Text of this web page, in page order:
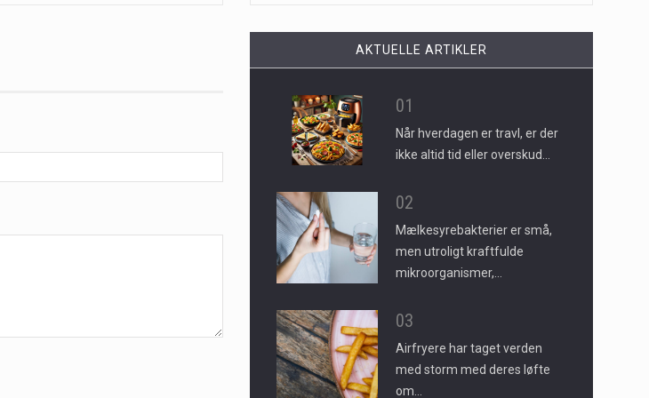
AKTUELLE ARTIKLER
01
Når hverdagen er travl, er der
ikke altid tid eller overskud…
02
Mælkesyrebakterier er små,
men utroligt kraftfulde
mikroorganismer,…
03
Airfryere har taget verden
med storm med deres løfte
om…